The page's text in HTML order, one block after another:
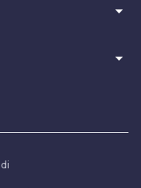
arrow_drop_down
arrow_drop_down